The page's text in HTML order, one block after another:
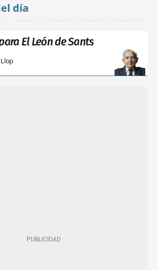
día
El León de Sants